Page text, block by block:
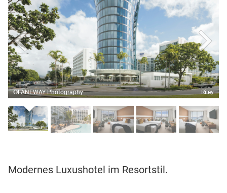
©LANEWAY Photography Riley
Modernes Luxushotel im Resortstil.